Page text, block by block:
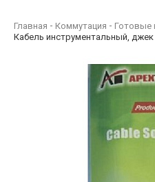
Главная Коммутация Готовые
Кабель инструментальный,